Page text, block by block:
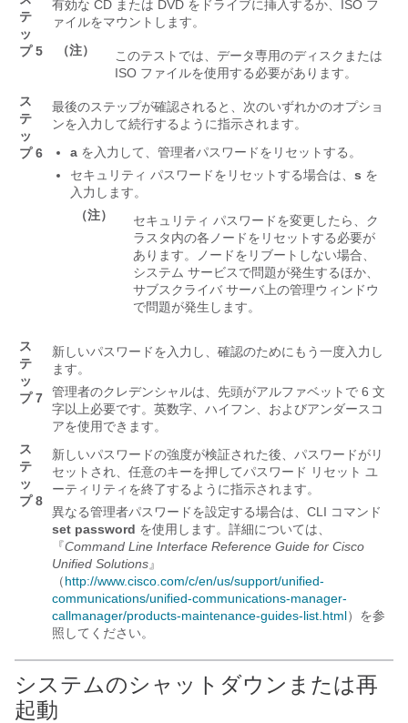
テ
ッ
プ 5
有効な CD または DVD をドライブに挿入するか、ISO フ
ァイルをマウントします。
（注）
このテストでは、データ専用のディスクまたは
ISO ファイルを使用する必要があります。
ス
テ
ッ
プ 6
最後のステップが確認されると、次のいずれかのオプショ
ンを入力して続行するように指示されます。
a を入力して、管理者パスワードをリセットする。
セキュリティ パスワードをリセットする場合は、 s を
入力します。
（注）
セキュリティ パスワードを変更したら、ク
ラスタ内の各ノードをリセットする必要が
あります。ノードをリブートしない場合、
システム サービスで問題が発生するほか、
サブスクライバ サーバ上の管理ウィンドウ
で問題が発生します。
ス
テ
ッ
プ 7
新しいパスワードを入力し、確認のためにもう一度入力し
ます。
管理者のクレデンシャルは、先頭がアルファベットで 6 文
字以上必要です。英数字、ハイフン、およびアンダースコ
アを使用できます。
ス
テ
ッ
プ 8
新しいパスワードの強度が検証された後、パスワードがリ
セットされ、任意のキーを押してパスワード リセット ユ
ーティリティを終了するように指示されます。
異なる管理者パスワードを設定する場合は、CLI コマンド
set password を使用します。詳細については、
『Command Line Interface Reference Guide for Cisco
Unified Solutions』
（http://www.cisco.com/c/en/us/support/unified-
communications/unified-communications-manager-
callmanager/products-maintenance-guides-list.html）を参
照してください。
システムのシャットダウンまたは再
起動